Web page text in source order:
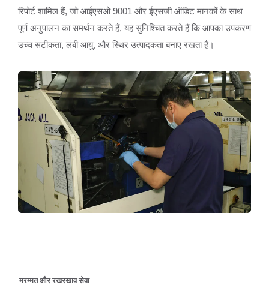
रिपोर्ट शामिल हैं, जो आईएसओ 9001 और ईएसजी ऑडिट मानकों के साथ
पूर्ण अनुपालन का समर्थन करते हैं, यह सुनिश्चित करते हैं कि आपका उपकरण
उच्च सटीकता, लंबी आयु, और स्थिर उत्पादकता बनाए रखता है।
मरम्मत और रखरखाव सेवा